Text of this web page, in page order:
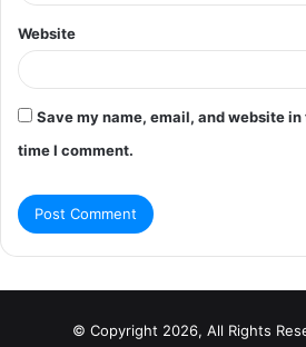
Website
Save my name, email, and website
time I comment.
© Copyright 2026, All Rights